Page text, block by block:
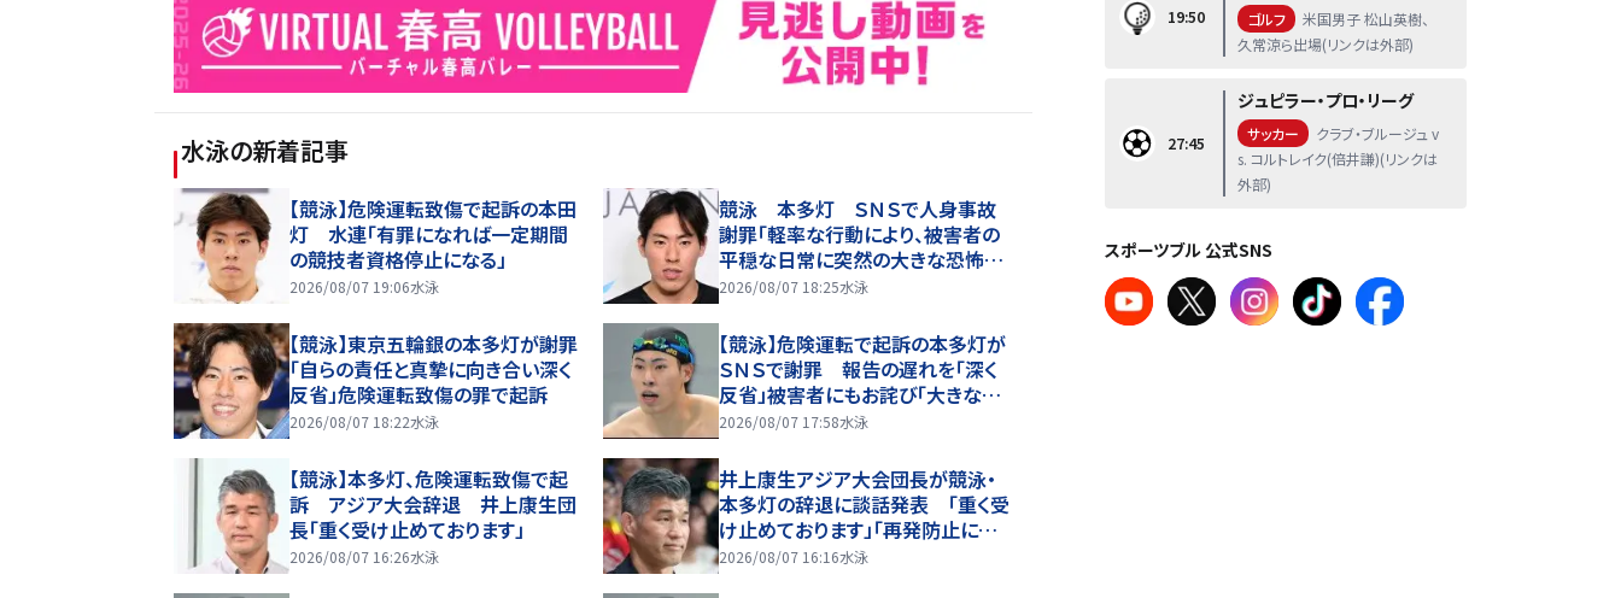
水泳の新着記事
【競泳】危険運転致傷で起訴の本田
灯 水連「有罪になれば一定期間
の競技者資格停止になる」
2026/08/07 19:06水泳
競泳 本多灯 ＳＮＳで人身事故
謝罪「軽率な行動により、被害者の
平穏な日常に突然の大きな恐怖を
与えてしまった」危険運転致傷の罪
2026/08/07 18:25水泳
【競泳】東京五輪銀の本多灯が謝罪
「自らの責任と真摯に向き合い深く
反省」危険運転致傷の罪で起訴
2026/08/07 18:22水泳
【競泳】危険運転で起訴の本多灯が
ＳＮＳで謝罪 報告の遅れを「深く
反省」被害者にもお詫び「大きな恐
怖と身体的な苦痛を与えてしまっ
2026/08/07 17:58水泳
【競泳】本多灯、危険運転致傷で起
訴 アジア大会辞退 井上康生団
長「重く受け止めております」
2026/08/07 16:26水泳
井上康生アジア大会団長が競泳・
本多灯の辞退に談話発表 「重く受
け止めております」「再発防止に努
め信頼に応えられるよう」
2026/08/07 16:16水泳
19:50 ゴルフ
米国男子 松山英樹、
久常涼ら出場(リンクは外部)
27:45
ジュピラー・プロ・リーグ
サッカー
クラブ・ブルージュ v
s. コルトレイク(倍井謙)(リンクは
外部)
スポーツブル 公式SNS